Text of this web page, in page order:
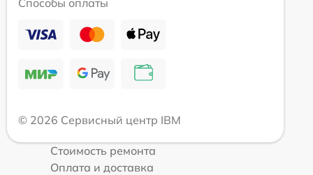
© 2026 Сервисный центр IBM
Стоимость ремонта
Оплата и доставка